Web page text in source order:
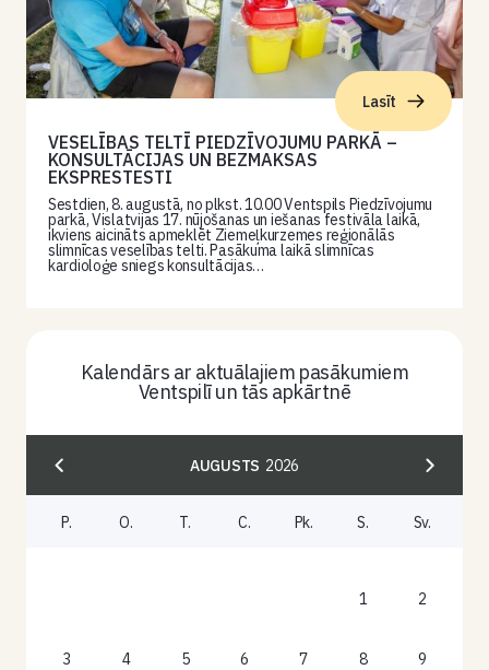
Lasīt
VESELĪBAS TELTĪ PIEDZĪVOJUMU PARKĀ –
KONSULTĀCIJAS UN BEZMAKSAS
EKSPRESTESTI
Sestdien, 8. augustā, no plkst. 10.00 Ventspils Piedzīvojumu
parkā, Vislatvijas 17. nūjošanas un iešanas festivāla laikā,
ikviens aicināts apmeklēt Ziemeļkurzemes reģionālās
slimnīcas veselības telti. Pasākuma laikā slimnīcas
kardioloģe sniegs konsultācijas…
Kalendārs ar aktuālajiem pasākumiem
Ventspilī un tās apkārtnē
AUGUSTS 2026
P. O. T. C. Pk. S. Sv.
1 2
3 4 5 6 7 8 9